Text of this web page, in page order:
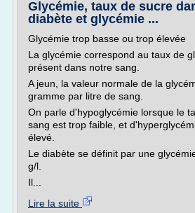
Glycémie, taux de sucre
diabète et glycémie ...
Glycémie trop basse ou trop élevée
La glycémie correspond au taux de
présent dans notre sang.
A jeun, la valeur normale de la
gramme par litre de sang.
On parle d'hypoglycémie lorsque le
sang est trop faible, et
élevé.
Le diabète se définit par une
g/l.
Il...
Lire la suite